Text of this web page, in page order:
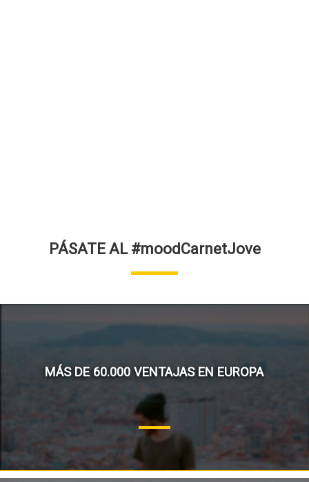
PÁSATE AL #moodCarnetJove
MÁS DE 60.000 VENTAJAS EN EUROPA